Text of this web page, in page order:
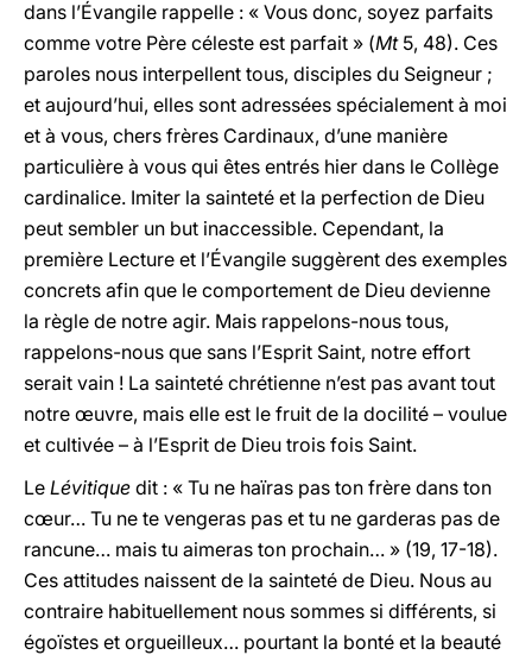
dans l’Évangile rappelle : « Vous donc, soyez parfaits
comme votre Père céleste est parfait » (Mt 5, 48). Ces
paroles nous interpellent tous, disciples du Seigneur ;
et aujourd’hui, elles sont adressées spécialement à moi
et à vous, chers frères Cardinaux, d’une manière
particulière à vous qui êtes entrés hier dans le Collège
cardinalice. Imiter la sainteté et la perfection de Dieu
peut sembler un but inaccessible. Cependant, la
première Lecture et l’Évangile suggèrent des exemples
concrets afin que le comportement de Dieu devienne
la règle de notre agir. Mais rappelons-nous tous,
rappelons-nous que sans l’Esprit Saint, notre effort
serait vain ! La sainteté chrétienne n’est pas avant tout
notre œuvre, mais elle est le fruit de la docilité – voulue
et cultivée – à l’Esprit de Dieu trois fois Saint.
Le Lévitique dit : « Tu ne haïras pas ton frère dans ton
cœur… Tu ne te vengeras pas et tu ne garderas pas de
rancune… mais tu aimeras ton prochain… » (19, 17-18).
Ces attitudes naissent de la sainteté de Dieu. Nous au
contraire habituellement nous sommes si différents, si
égoïstes et orgueilleux… pourtant la bonté et la beauté